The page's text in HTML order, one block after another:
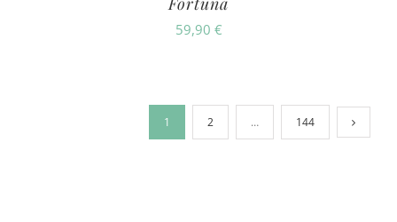
59,90 €
1 2 … 144